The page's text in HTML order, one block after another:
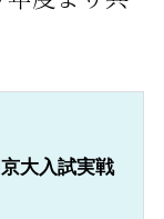
大入試実戦